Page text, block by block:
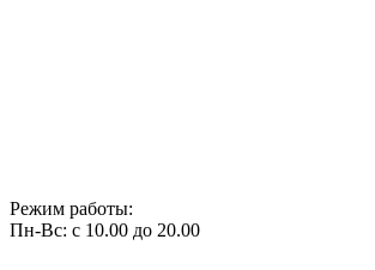
Режим работы:
Пн-Вс: с 10.00 до 20.00